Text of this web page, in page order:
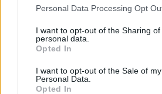
Please note that this website/app
not limited to your visit or usage
grant or deny consent to Google and
use your data for below specified
consent section.
Personal Data Processing Opt
I want to opt-out of the Sharing of
personal data.
Opted In
I want to opt-out of the Sale of my
Personal Data.
Opted In
mirando estos encuentros, hay
que aprender. La gestión del
presión es crucial. Como he
puede hacer que incluso los